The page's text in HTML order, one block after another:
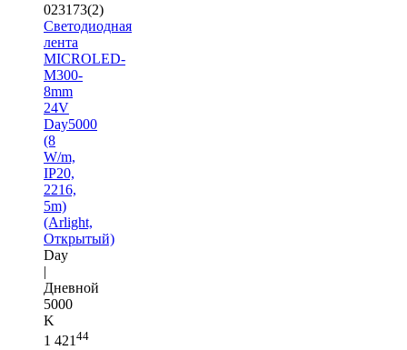
023173(2)
Светодиодная
лента
MICROLED-
M300-
8mm
24V
Day5000
(8
W/m,
IP20,
2216,
5m)
(Arlight,
Открытый)
Day
|
Дневной
5000
K
1 421 44